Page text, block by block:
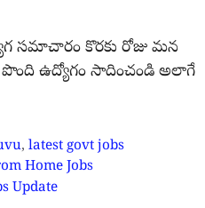
సమాచారం కొరకు రోజు మన
ఉద్యోగం సాదించండి అలాగే
,latest govt jobs
Home Jobs
Update